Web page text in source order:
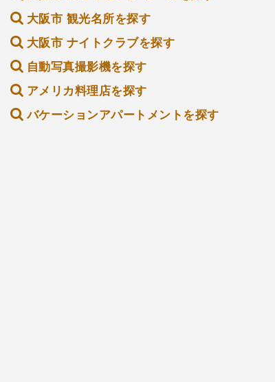
大阪市 観光名所を探す
大阪市 ナイトクラブを探す
自動写真撮影機を探す
アメリカ料理店を探す
バケーションアパートメントを探す